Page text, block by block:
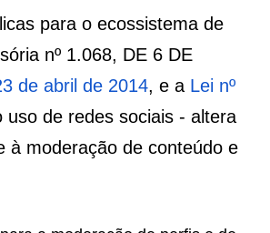
públicas para o
à edição das Medida
2021 (que altera a Lei nº
9.610, de 19 de
de redes sociais -
no que se refere à